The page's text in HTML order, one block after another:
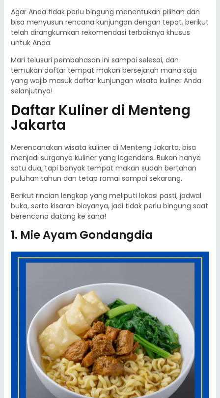
Agar Anda tidak perlu bingung menentukan pilihan dan
bisa menyusun rencana kunjungan dengan tepat, berikut
telah dirangkumkan rekomendasi terbaiknya khusus
untuk Anda.
Mari telusuri pembahasan ini sampai selesai, dan
temukan daftar tempat makan bersejarah mana saja
yang wajib masuk daftar kunjungan wisata kuliner Anda
selanjutnya!
Daftar Kuliner di Menteng
Jakarta
Merencanakan wisata kuliner di Menteng Jakarta, bisa
menjadi surganya kuliner yang legendaris. Bukan hanya
satu dua, tapi banyak tempat makan sudah bertahan
puluhan tahun dan tetap ramai sampai sekarang.
Berikut rincian lengkap yang meliputi lokasi pasti, jadwal
buka, serta kisaran biayanya, jadi tidak perlu bingung saat
berencana datang ke sana!
1. Mie Ayam Gondangdia